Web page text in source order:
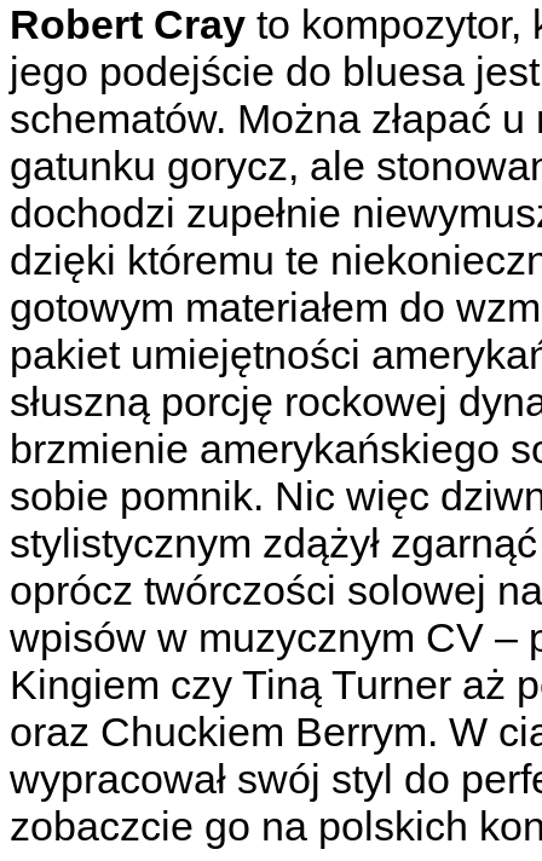
Robert Cray to kompozytor,
jego podejście do bluesa
schematów. Można złapać
gatunku gorycz, ale
dochodzi zupełnie
dzięki któremu te
gotowym materiałem do
pakiet umiejętności
słuszną porcję rockowej
brzmienie amerykańskiego
sobie pomnik. Nic więc
stylistycznym zdążył
oprócz twórczości solowej
wpisów w muzycznym CV –
Kingiem czy Tiną Turner aż
oraz Chuckiem Berrym. W
wypracował swój styl do
zobaczcie go na polskich